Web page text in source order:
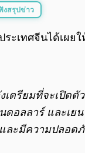
งสรุปข่าว
ะเทศจีนได้เผยใ
เตรียมที่จะเปิด
ดอลลาร์ และเ
ละมีความปลอด